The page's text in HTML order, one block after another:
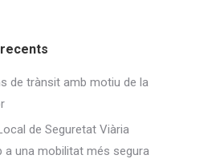
de trànsit amb motiu de la
de Seguretat Viària
a una mobilitat més segura